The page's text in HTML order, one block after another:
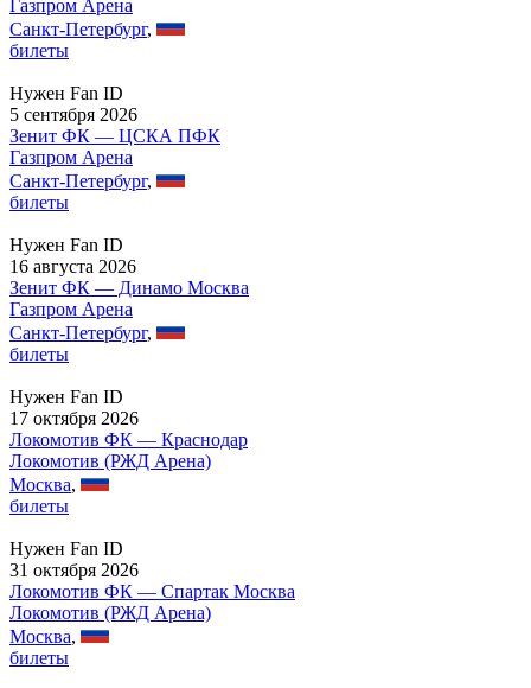
Газпром Арена
Санкт-Петербург,
билеты
Нужен Fan ID
5 сентября 2026
Зенит ФК — ЦСКА ПФК
Газпром Арена
Санкт-Петербург,
билеты
Нужен Fan ID
16 августа 2026
Зенит ФК — Динамо Москва
Газпром Арена
Санкт-Петербург,
билеты
Нужен Fan ID
17 октября 2026
Локомотив ФК — Краснодар
Локомотив (РЖД Арена)
Москва,
билеты
Нужен Fan ID
31 октября 2026
Локомотив ФК — Спартак Москва
Локомотив (РЖД Арена)
Москва,
билеты